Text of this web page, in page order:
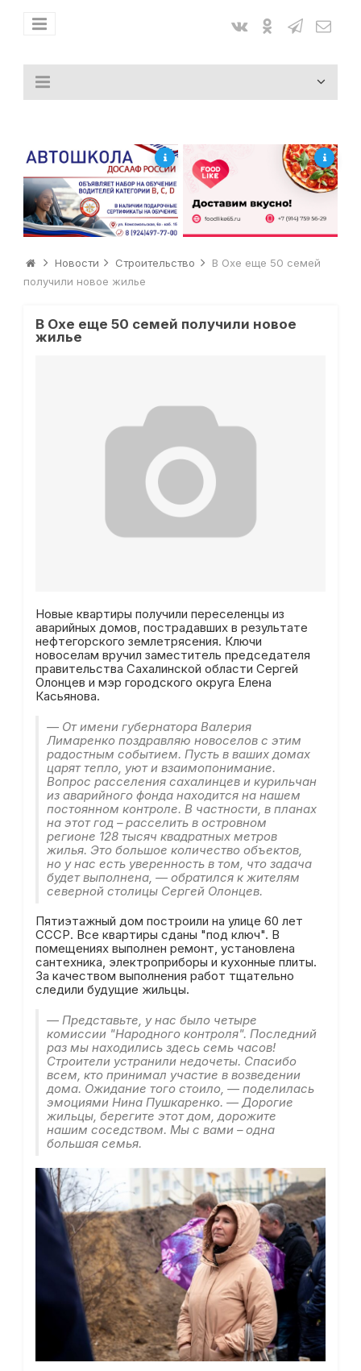
Новости Строительство
В Охе еще 50 семей
получили новое жилье
В Охе еще 50 семей получили новое
жилье
Новые квартиры получили переселенцы из
аварийных домов, пострадавших в результате
нефтегорского землетрясения. Ключи
новоселам вручил заместитель председателя
правительства Сахалинской области Сергей
Олонцев и мэр городского округа Елена
Касьянова.
— От имени губернатора Валерия
Лимаренко поздравляю новоселов с этим
радостным событием. Пусть в ваших домах
царят тепло, уют и взаимопонимание.
Вопрос расселения сахалинцев и курильчан
из аварийного фонда находится на нашем
постоянном контроле. В частности, в планах
на этот год – расселить в островном
регионе 128 тысяч квадратных метров
жилья. Это большое количество объектов,
но у нас есть уверенность в том, что задача
будет выполнена, — обратился к жителям
северной столицы Сергей Олонцев.
Пятиэтажный дом построили на улице 60 лет
СССР. Все квартиры сданы "под ключ". В
помещениях выполнен ремонт, установлена
сантехника, электроприборы и кухонные плиты.
За качеством выполнения работ тщательно
следили будущие жильцы.
— Представьте, у нас было четыре
комиссии "Народного контроля". Последний
раз мы находились здесь семь часов!
Строители устранили недочеты. Спасибо
всем, кто принимал участие в возведении
дома. Ожидание того стоило, — поделилась
эмоциями Нина Пушкаренко. — Дорогие
жильцы, берегите этот дом, дорожите
нашим соседством. Мы с вами – одна
большая семья.